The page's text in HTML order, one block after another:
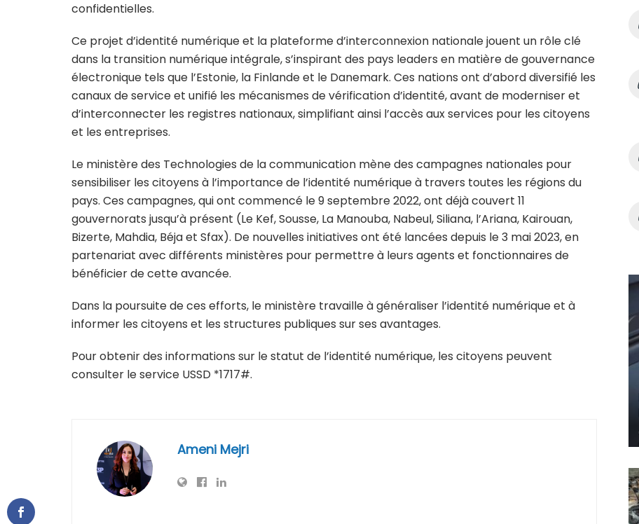
confidentielles.
Ce projet d’identité numérique et la plateforme d’interconnexion nationale jouent un rôle clé
dans la transition numérique intégrale, s’inspirant des pays leaders en matière de gouvernance
électronique tels que l’Estonie, la Finlande et le Danemark. Ces nations ont d’abord diversifié les
canaux de service et unifié les mécanismes de vérification d’identité, avant de moderniser et
d’interconnecter les registres nationaux, simplifiant ainsi l’accès aux services pour les citoyens
et les entreprises.
Le ministère des Technologies de la communication mène des campagnes nationales pour
sensibiliser les citoyens à l’importance de l’identité numérique à travers toutes les régions du
pays. Ces campagnes, qui ont commencé le 9 septembre 2022, ont déjà couvert 11
gouvernorats jusqu’à présent (Le Kef, Sousse, La Manouba, Nabeul, Siliana, l’Ariana, Kairouan,
Bizerte, Mahdia, Béja et Sfax). De nouvelles initiatives ont été lancées depuis le 3 mai 2023, en
partenariat avec différents ministères pour permettre à leurs agents et fonctionnaires de
bénéficier de cette avancée.
Dans la poursuite de ces efforts, le ministère travaille à généraliser l’identité numérique et à
informer les citoyens et les structures publiques sur ses avantages.
Pour obtenir des informations sur le statut de l’identité numérique, les citoyens peuvent
consulter le service USSD *1717#.
Ameni Mejri